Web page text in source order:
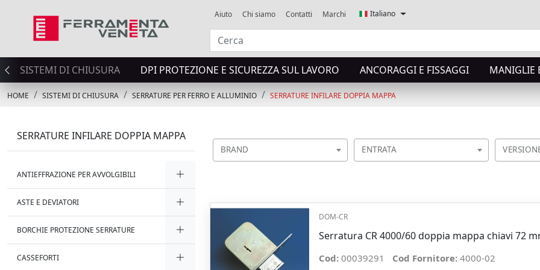
Aiuto Chi siamo Contatti Marchi Italiano
SISTEMI DI CHIUSURA DPI PROTEZIONE E SICUREZZA SUL LAVORO ANCORAGGI E FISSAGGI MANIGLIE
HOME SISTEMI DI CHIUSURA SERRATURE PER FERRO E ALLUMINIO SERRATURE INFILARE DOPPIA MAPPA
SERRATURE INFILARE DOPPIA MAPPA
ANTIEFFRAZIONE PER AVVOLGIBILI
ASTE E DEVIATORI
BORCHIE PROTEZIONE SERRATURE
CASSEFORTI
BRAND ENTRATA
DOM-CR
Serratura CR 4000/60 doppia mappa chiavi 72
Cod: 00039291 Cod Fornitore: 4000-02